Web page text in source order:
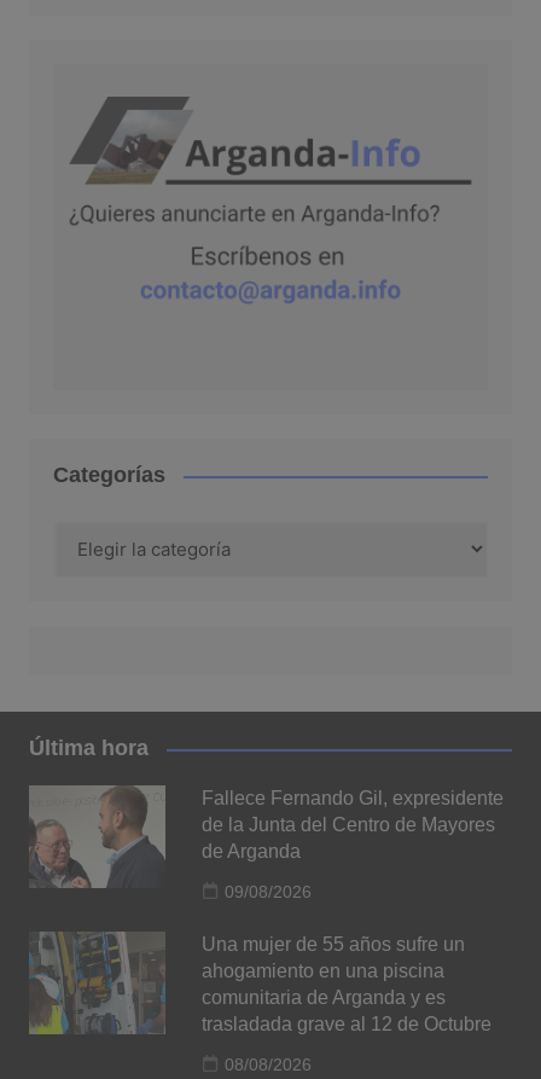
Categorías
Última hora
Fallece Fernando Gil, expresidente
de la Junta del Centro de Mayores
de Arganda
09/08/2026
Una mujer de 55 años sufre un
ahogamiento en una piscina
comunitaria de Arganda y es
trasladada grave al 12 de Octubre
08/08/2026